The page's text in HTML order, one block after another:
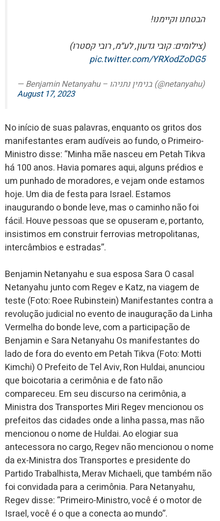
הבטחנו וקיימנו!
(צילומים: קובי גדעון, לע״מ, רובי קסטרו)
pic.twitter.com/YRXodZoDG5
— Benjamin Netanyahu – בנימין נתניהו (@netanyahu)
August 17, 2023
No início de suas palavras, enquanto os gritos dos
manifestantes eram audíveis ao fundo, o Primeiro-
Ministro disse: “Minha mãe nasceu em Petah Tikva
há 100 anos. Havia pomares aqui, alguns prédios e
um punhado de moradores, e vejam onde estamos
hoje. Um dia de festa para Israel. Estamos
inaugurando o bonde leve, mas o caminho não foi
fácil. Houve pessoas que se opuseram e, portanto,
insistimos em construir ferrovias metropolitanas,
intercâmbios e estradas”.
Benjamin Netanyahu e sua esposa Sara O casal
Netanyahu junto com Regev e Katz, na viagem de
teste (Foto: Roee Rubinstein) Manifestantes contra a
revolução judicial no evento de inauguração da Linha
Vermelha do bonde leve, com a participação de
Benjamin e Sara Netanyahu Os manifestantes do
lado de fora do evento em Petah Tikva (Foto: Motti
Kimchi) O Prefeito de Tel Aviv, Ron Huldai, anunciou
que boicotaria a cerimônia e de fato não
compareceu. Em seu discurso na cerimônia, a
Ministra dos Transportes Miri Regev mencionou os
prefeitos das cidades onde a linha passa, mas não
mencionou o nome de Huldai. Ao elogiar sua
antecessora no cargo, Regev não mencionou o nome
da ex-Ministra dos Transportes e presidente do
Partido Trabalhista, Merav Michaeli, que também não
foi convidada para a cerimônia. Para Netanyahu,
Regev disse: “Primeiro-Ministro, você é o motor de
Israel, você é o que a conecta ao mundo”.